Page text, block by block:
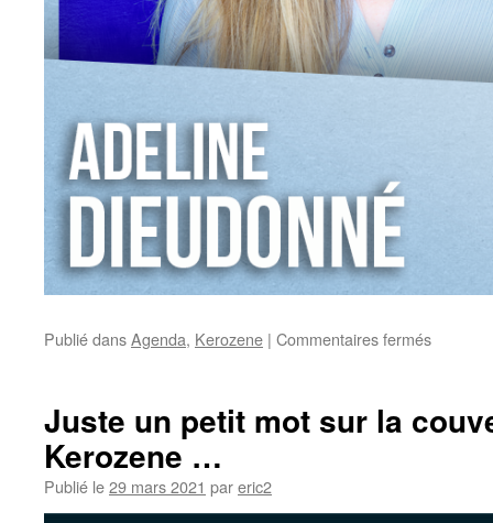
Publié dansAgenda, Kerozene | Commentaires fermés
Librairie
sur
Juste un petit mot sur la
Kerozene …
Publié le29 mars 2021 pareric2